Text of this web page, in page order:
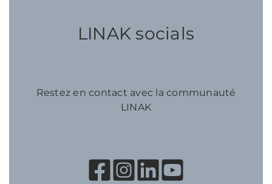
LINAK socials
Restez en contact avec la communauté
LINAK